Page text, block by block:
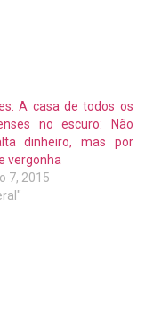
A casa de todos os
no escuro: Não
dinheiro, mas por
vergonha
7, 2015